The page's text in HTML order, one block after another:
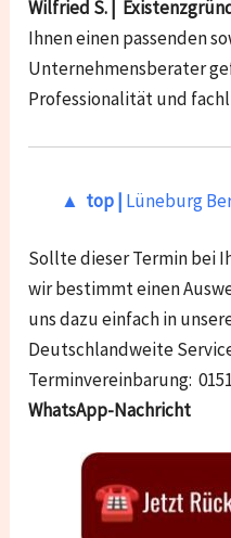
Wilfried S. |
Ihnen einen passenden
Unternehmensberater
Professionalität und
▲ top | Lüneburg
Sollte dieser Termin bei
wir bestimmt einen
uns dazu einfach in
Deutschlandweite
Terminvereinbarung:
WhatsApp-Nachricht